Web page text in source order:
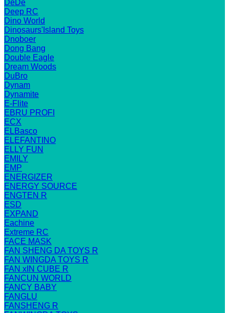
DeDe
Deep RC
Dino World
Dinosaurs'Island Toys
Dnoboer
Dong Bang
Double Eagle
Dream Woods
DuBro
Dynam
Dynamite
E-Flite
EBRU PROFI
ECX
ELBasco
ELEFANTINO
ELLY FUN
EMILY
EMP
ENERGIZER
ENERGY SOURCE
ENGTEN R
ESD
EXPAND
Eachine
Extreme RC
FACE MASK
FAN SHENG DA TOYS R
FAN WINGDA TOYS R
FAN xIN CUBE R
FANCUN WORLD
FANCY BABY
FANGLU
FANSHENG R